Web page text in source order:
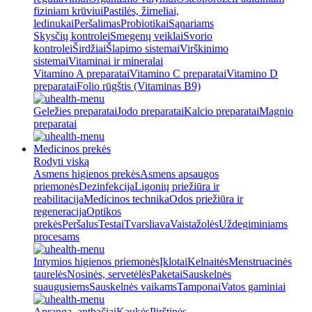
fiziniam krūviuiPastilės, žirneliai,
ledinukaiPeršalimasProbiotikaiSąnariams
Skysčių kontroleiSmegenų veiklaiSvorio
kontroleiŠirdžiaiŠlapimo sistemaiVirškinimo
sistemaiVitaminai ir mineralai
Vitamino A preparataiVitamino C preparataiVitamino D
preparataiFolio rūgštis (Vitaminas B9)
Geležies preparataiJodo preparataiKalcio preparataiMagnio
preparatai
Medicinos prekės
Rodyti viską
Asmens higienos prekėsAsmens apsaugos
priemonėsDezinfekcijaLigonių priežiūra ir
reabilitacijaMedicinos technikaOdos priežiūra ir
regeneracijaOptikos
prekėsPeršalusTestaiTvarsliavaVaistažolėsUždegiminiams
procesams
Intymios higienos priemonėsĮklotaiKelnaitėsMenstruacinės
taurelėsNosinės, servetėlėsPaketaiSauskelnės
suaugusiemsSauskelnės vaikamsTamponaiVatos gaminiai